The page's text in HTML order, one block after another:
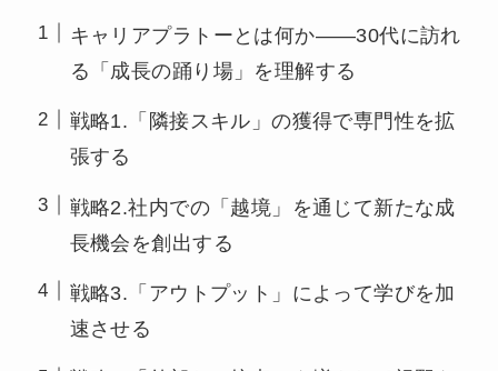
キャリアプラトーとは何か——30代に訪れ
る「成長の踊り場」を理解する
戦略1.「隣接スキル」の獲得で専門性を拡
張する
戦略2.社内での「越境」を通じて新たな成
長機会を創出する
戦略3.「アウトプット」によって学びを加
速させる